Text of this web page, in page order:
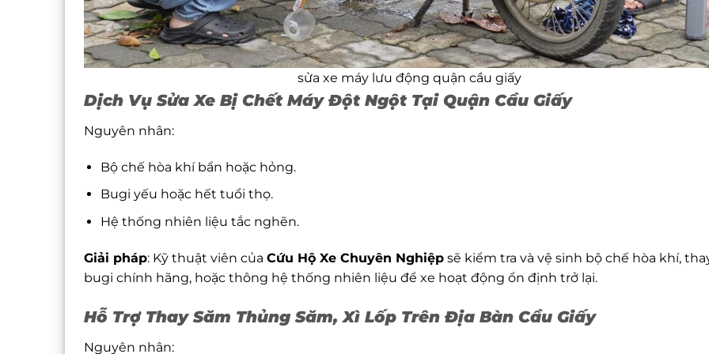
sửa xe máy lưu động quận cầu giấy
Dịch Vụ Sửa Xe Bị Chết Máy Đột Ngột Tại Quận Cầu Giấy
Nguyên nhân:
Bộ chế hòa khí bẩn hoặc hỏng.
Bugi yếu hoặc hết tuổi thọ.
Hệ thống nhiên liệu tắc nghẽn.
Giải pháp: Kỹ thuật viên của Cứu Hộ Xe Chuyên Nghiệp sẽ kiểm tra và vệ sinh bộ chế hòa khí,
bugi chính hãng, hoặc thông hệ thống nhiên liệu để xe hoạt động ổn định trở lại.
Hỗ Trợ Thay Săm Thủng Săm, Xì Lốp Trên Địa Bàn Cầu Giấy
Nguyên nhân: